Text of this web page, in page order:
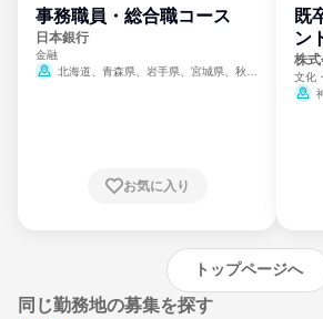
事務職員・総合職コース
日本銀行
金融
北海道、青森県、岩手県、宮城県、秋田
崎県、熊本県、大分県、宮崎県、鹿児島県、
お気に入り
既
ン
門
株
文化
ミ、
トップページへ
同じ勤務地の募集を探す